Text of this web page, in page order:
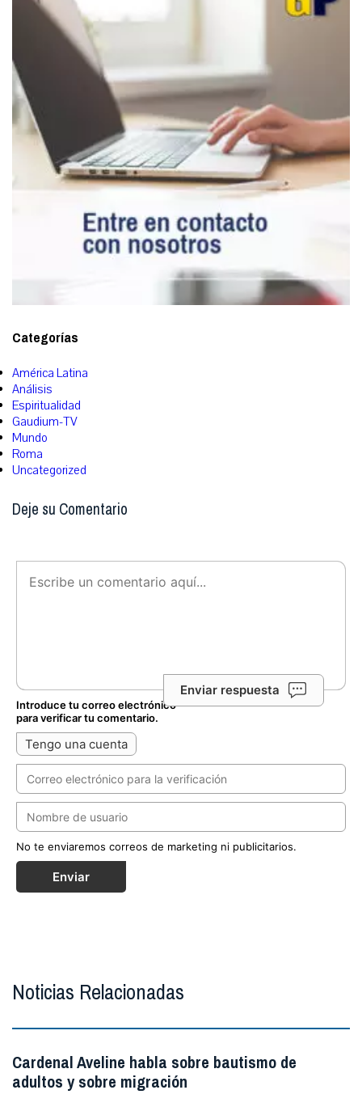
Categorías
América Latina
Análisis
Espiritualidad
Gaudium-TV
Mundo
Roma
Uncategorized
Deje su Comentario
Enviar respuesta
Introduce tu correo electrónico
para verificar tu comentario.
Tengo una cuenta
No te enviaremos correos de marketing ni publicitarios.
Enviar
Noticias Relacionadas
Cardenal Aveline habla sobre bautismo de
adultos y sobre migración